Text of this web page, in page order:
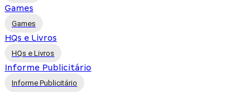
Games
Games
HQs e Livros
HQs e Livros
Informe Publicitário
Informe Publicitário